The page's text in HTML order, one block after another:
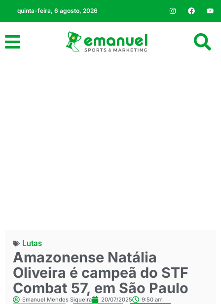
quinta-feira, 6 agosto, 2026
Lutas
Amazonense Natália
Oliveira é campeã do STF
Combat 57, em São Paulo
Emanuel Mendes Siqueira 20/07/2025 9:50 am